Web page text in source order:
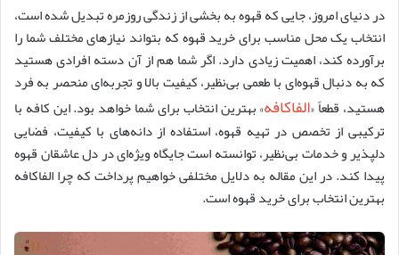
در دنیای امروز، جایی که قهوه به بخشی از زندگی روزمره تبدیل شده است،
انتخاب یک محل مناسب برای خرید قهوه که بتواند نیازهای مختلف شما را
برآورده کند، اهمیت زیادی دارد. اگر شما هم از آن دسته افرادی هستید
که به دنبال قهوه‌ای با طعمی بی‌نظیر، کیفیت بالا و تجربه‌ای منحصر به فرد
هستید، قطعاً «الفاکافه» بهترین انتخاب برای شما خواهد بود. این کافه با
ترکیبی از تخصص در تهیه قهوه، استفاده از دانه‌های با کیفیت، فضایی
دلپذیر و خدمات بی‌نظیر، توانسته است جایگاه ویژه‌ای در دل عاشقان قهوه
پیدا کند. در این مقاله به دلایل مختلفی خواهیم پرداخت که چرا الفاکافه
بهترین انتخاب برای خرید قهوه است.